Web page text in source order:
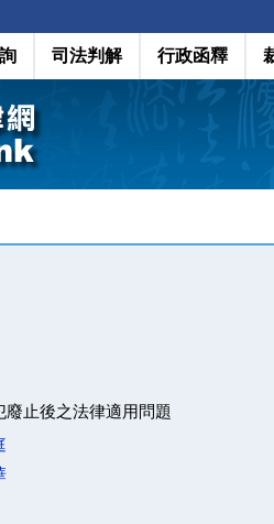
司法判解 行政函釋
廢止後之法律適用問題